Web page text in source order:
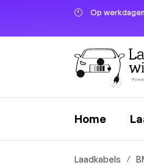
Op
Home
Laadkabels